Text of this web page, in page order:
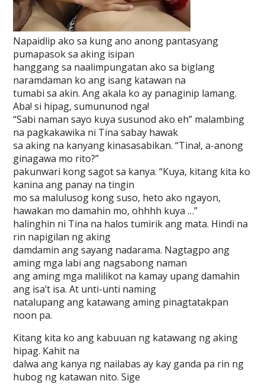
Napaidlip ako sa kung ano anong pantasyang
pumapasok sa aking isipan
hanggang sa naalimpungatan ako sa biglang
naramdaman ko ang isang katawan na
tumabi sa akin. Ang akala ko ay panaginip lamang.
Aba! si hipag, sumununod nga!
“Sabi naman sayo kuya susunod ako eh” malambing
na pagkakawika ni Tina sabay hawak
sa aking na kanyang kinasasabikan. “Tina!, a-anong
ginagawa mo rito?”
pakunwari kong sagot sa kanya. “Kuya, kitang kita ko
kanina ang panay na tingin
mo sa malulusog kong suso, heto ako ngayon,
hawakan mo damahin mo, ohhhh kuya …”
halinghin ni Tina na halos tumirik ang mata. Hindi na
rin napigilan ng aking
damdamin ang sayang nadarama. Nagtagpo ang
aming mga labi ang nagsabong naman
ang aming mga malilikot na kamay upang damahin
ang isa’t isa. At unti-unti naming
natalupang ang katawang aming pinagtatakpan
noon pa.
Kitang kita ko ang kabuuan ng katawang ng aking
hipag. Kahit na
dalwa ang kanya ng nailabas ay kay ganda pa rin ng
hubog ng katawan nito. Sige